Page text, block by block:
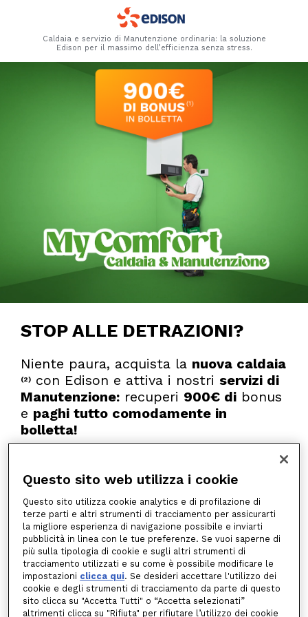
Caldaia e servizio di Manutenzione ordinaria: la soluzione
Edison per il massimo dell’efficienza senza stress.
STOP ALLE DETRAZIONI?
Niente paura, acquista la nuova caldaia
(2) con Edison e attiva i nostri servizi di
Manutenzione: recuperi 900€ di bonus
e paghi tutto comodamente in
bolletta!
My Comfort: la
soluzione completa per
l’acquisto, il controllo
periodico e gli interventi
Questo sito web utilizza i cookie
Questo sito utilizza cookie analytics e di profilazione di
terze parti e altri strumenti di tracciamento per assicurarti
la migliore esperienza di navigazione possibile e inviarti
pubblicità in linea con le tue preferenze. Se vuoi saperne di
più sulla tipologia di cookie e sugli altri strumenti di
tracciamento utilizzati e su come è possibile modificare le
impostazioni clicca qui. Se desideri accettare l'utilizzo dei
cookie e degli strumenti di tracciamento da parte di questo
sito clicca su "Accetta Tutti" o “Accetta selezionati”
altrimenti clicca su "Rifiuta" per rifiutare l’utilizzo dei cookie